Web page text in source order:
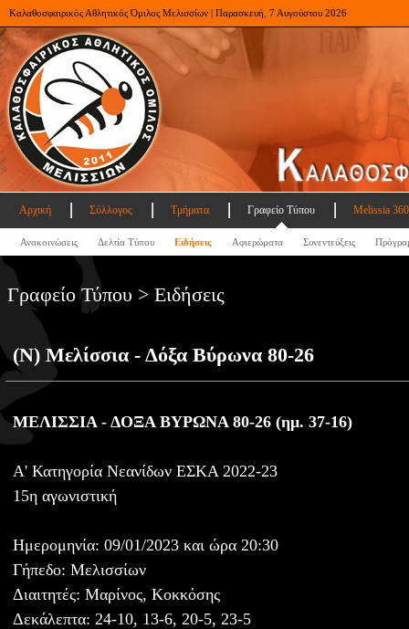
Καλαθοσφαιρικός Αθλητικός Όμιλος Μελισσίων | Παρασκευή, 7 Αυγούστου 2026
Αρχική Σύλλογος Τμήματα Γραφείο Τύπου Melissia
Ανακοινώσεις Δελτία Τύπου Ειδήσεις Αφιερώματα Συνεντεύξεις
Γραφείο Τύπου > Ειδήσεις
(Ν) Μελίσσια - Δόξα Βύρωνα 80-26
ΜΕΛΙΣΣΙΑ - ΔΟΞΑ ΒΥΡΩΝΑ 80-26 (ημ. 37-16)
A' Κατηγορία Νεανίδων ΕΣΚΑ 2022-23
15η αγωνιστική
Ημερομηνία: 09/01/2023 και ώρα 20:30
Γήπεδο: Μελισσίων
Διαιτητές: Μαρίνος, Κοκκόσης
Δεκάλεπτα: 24-10, 13-6, 20-5, 23-5